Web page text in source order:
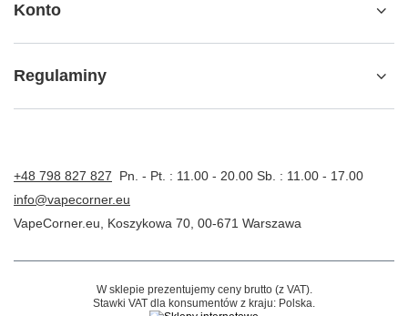
Konto
Regulaminy
+48 798 827 827
Pn. - Pt. : 11.00 - 20.00 Sb. : 11.00 - 17.00
info@vapecorner.eu
VapeCorner.eu
Koszykowa 70 00-671 Warszawa
W sklepie prezentujemy ceny brutto (z VAT).
Stawki VAT dla konsumentów z kraju: Polska.